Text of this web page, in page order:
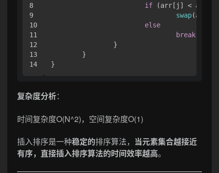
8
9
10
11
12
13
if (arr[j] <
swap(arr
else
break
}
复杂度分析：
时间复杂度O(N^2)，空间复杂度O(1)
插入排序是一种稳定的排序算法， 当元素集合越接近
有序，直接插入排序算法的时间效率越高。